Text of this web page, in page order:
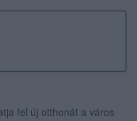
fel új otthonát a város